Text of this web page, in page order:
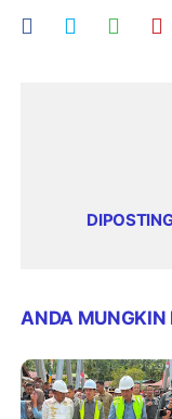
ANDA MUNGKIN